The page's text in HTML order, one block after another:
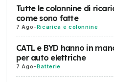
Tutte le colonnine di
come sono fatte
7 Ago-Ricarica e colonnine
CATL e BYD hanno in
per auto elettriche
7 Ago-Batterie